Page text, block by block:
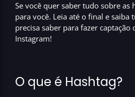
Se você quer saber tudo sobre as
para você. Leia até o final e saiba
precisa saber para fazer captação
Instagram!
O que é Hashtag?